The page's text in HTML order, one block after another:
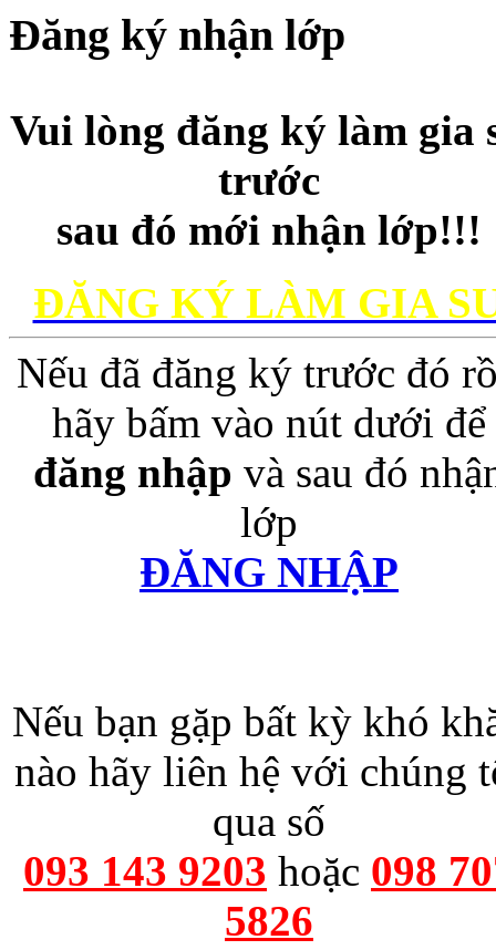
Đăng ký nhận lớp
Vui lòng đăng ký làm gia
trước
sau đó mới nhận lớp!!!
ĐĂNG KÝ LÀM GIA
Nếu đã đăng ký trước đó
hãy bấm vào nút dưới để
đăng nhập và sau đó
lớp
ĐĂNG NHẬP
Nếu bạn gặp bất kỳ khó
nào hãy liên hệ với chúng
qua số
093 143 9203 hoặc 098
5826